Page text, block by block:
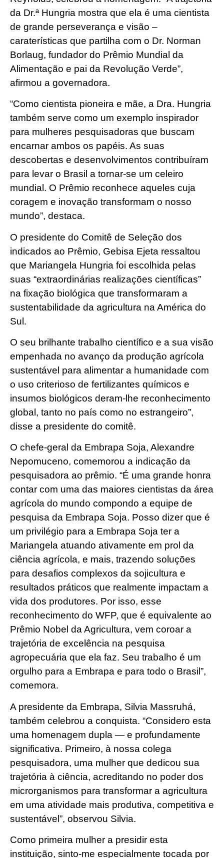
da Dr.ª Hungria mostra que ela é uma cientista
de grande perseverança e visão –
caraterísticas que partilha com o Dr. Norman
Borlaug, fundador do Prêmio Mundial da
Alimentação e pai da Revolução Verde”,
afirmou a governadora.
“Como cientista pioneira e mãe, a Dra. Hungria
também serve como um exemplo inspirador
para mulheres pesquisadoras que buscam
encarnar ambos os papéis. As suas
descobertas e desenvolvimentos contribuíram
para levar o Brasil a tornar-se um celeiro
mundial. O Prêmio reconhece aqueles cuja
coragem e inovação transformam o nosso
mundo”, destaca.
O presidente do Comitê de Seleção dos
indicados ao Prêmio, Gebisa Ejeta ressaltou
que Mariangela Hungria foi escolhida pelas
suas “extraordinárias realizações científicas”
na fixação biológica que transformaram a
sustentabilidade da agricultura na América do
Sul.
O seu brilhante trabalho científico e a sua visão
empenhada no avanço da produção agrícola
sustentável para alimentar a humanidade com
o uso criterioso de fertilizantes químicos e
insumos biológicos deram-lhe reconhecimento
global, tanto no país como no estrangeiro”,
disse a presidente do comitê.
O chefe-geral da Embrapa Soja, Alexandre
Nepomuceno, comemorou a indicação da
pesquisadora ao prêmio. “É uma grande honra
contar com uma das maiores cientistas da área
agrícola do mundo compondo a equipe de
pesquisa da Embrapa Soja. Posso dizer que é
um privilégio para a Embrapa Soja ter a
Mariangela atuando ativamente em prol da
ciência agrícola, e mais, trazendo soluções
para desafios complexos da sojicultura e
resultados práticos que realmente impactam a
vida dos produtores. Por isso, esse
reconhecimento do WFP, que é equivalente ao
Prêmio Nobel da Agricultura, vem coroar a
trajetória de excelência na pesquisa
agropecuária que ela faz. Seu trabalho é um
orgulho para a Embrapa e para todo o Brasil”,
comemora.
A presidente da Embrapa, Silvia Massruhá,
também celebrou a conquista. “Considero esta
uma homenagem dupla — e profundamente
significativa. Primeiro, à nossa colega
pesquisadora, uma mulher que dedicou sua
trajetória à ciência, acreditando no poder dos
microrganismos para transformar a agricultura
em uma atividade mais produtiva, competitiva e
sustentável”, observou Silvia.
Como primeira mulher a presidir esta
instituição, sinto-me especialmente tocada por